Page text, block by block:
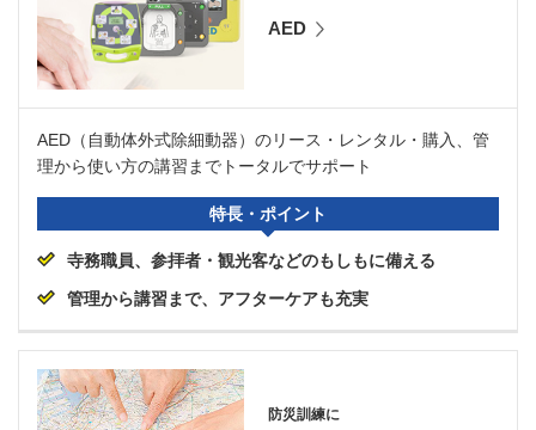
AED
AED（自動体外式除細動器）のリース・レンタル・購入、管
理から使い方の講習までトータルでサポート
特長・ポイント
寺務職員、参拝者・観光客などのもしもに備える
管理から講習まで、アフターケアも充実
防災訓練に